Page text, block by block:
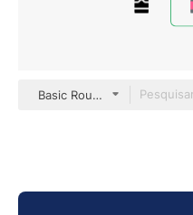
Basic Rounded Flat